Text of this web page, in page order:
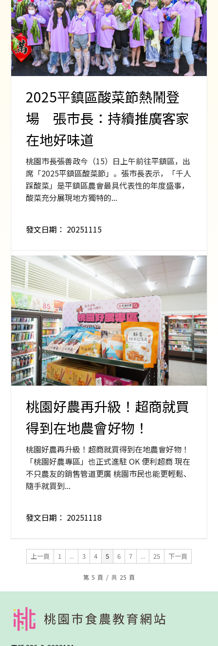
2025平鎮區酸菜節熱鬧登
場 張市長：持續推廣客家
在地好味道
桃園市長張善政今（15）日上午前往平鎮區，出
席「2025平鎮區酸菜節」。張市長表示，「千人
踩酸菜」是平鎮區農會最具代表性的年度盛事，
酸菜充分展現地方獨特的...
發文日期： 20251115
桃園好農再升級！超商就買
得到在地農會好物！
桃園好農再升級！超商就買得到在地農會好物！
「桃園好農專區」也正式進駐 OK 便利超商 現在
不只農友的銷售管道更廣 桃園市民也能更輕鬆、
隨手就買到...
發文日期： 20251118
上一頁 1 ... 3 4 5 6 7 ... 25 下一頁
第 5 頁 / 共 25 頁